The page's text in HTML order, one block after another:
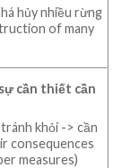
hủy nhiều rừng
of many
cần thiết cần
khỏi -> cần
consequences
measures)